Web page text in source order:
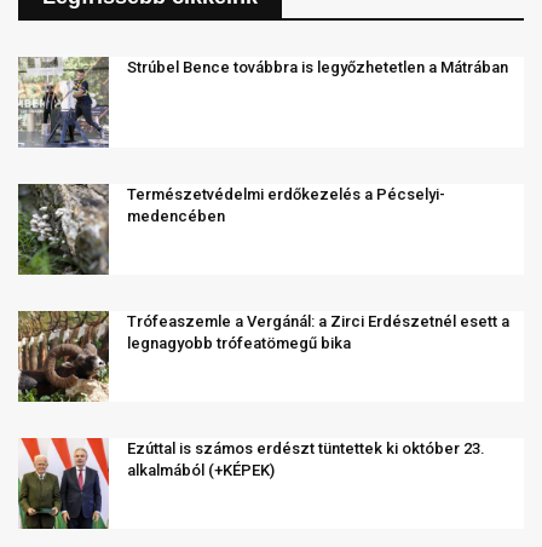
Strúbel Bence továbbra is legyőzhetetlen a Mátrában
Természetvédelmi erdőkezelés a Pécselyi-
medencében
Trófeaszemle a Vergánál: a Zirci Erdészetnél esett a
legnagyobb trófeatömegű bika
Ezúttal is számos erdészt tüntettek ki október 23.
alkalmából (+KÉPEK)